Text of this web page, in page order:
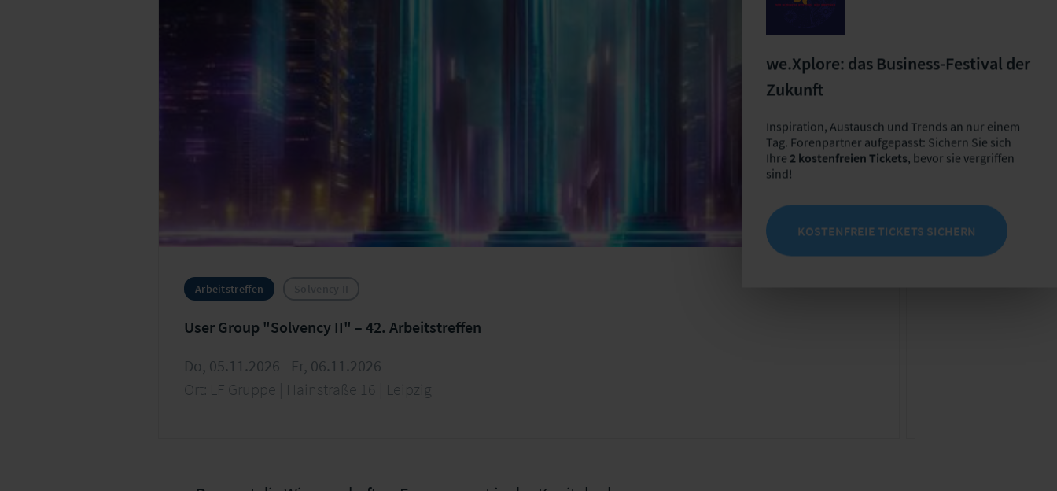
Arbeitstreffen
User Group "Solvency II" – 42. Arbeitstreffen
Do, 05.11.2026 - Fr, 06.11.2026
Ort: LF Gruppe | Hainstraße 16 | Leipzig
we.Xplore: das Business-Festival der
Zukunft
Inspiration, Austausch und Trends an nur einem
Tag. Forenpartner aufgepasst: Sichern Sie sich
Ihre 2 kostenfreien Tickets, bevor sie vergriffen
sind!
KOSTENFREIE TICKETS SICHERN